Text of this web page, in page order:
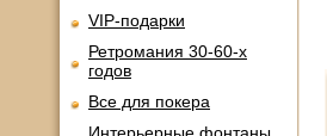
VIP-подарки
Ретромания 30-60-х
годов
Все для покера